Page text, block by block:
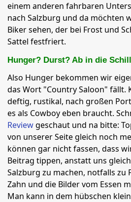
einem anderen fahrbaren
nach Salzburg und da möchten
Biker sehen, der bei Frost und
Sattel festfriert.
Hunger? Durst? Ab in die
Also Hunger bekommen wir
das Wort "Country Saloon" fällt.
deftig, rustikal, nach großen
es als Cowboy eben braucht.
Reviewgeschaut und na bitte:
von unserer Seite gleich noch
können gar nicht fassen, dass
Beitrag tippen, anstatt uns
Salzburg zu machen, notfalls zu
Zahn und die Bilder vom Essen
Man kann in dem hübschen